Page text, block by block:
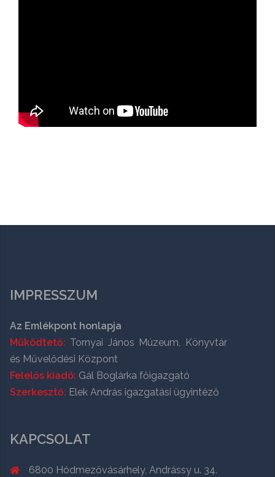
IMPRESSZUM
Az Emlékpont honlapja
Működtető: Tornyai János Múzeum, Könyvtár
és Művelődési Központ
Felelős kiadó: Gál Boglárka főigazgató
Szerkesztő: Elek András igazgatási ügyintéző
KAPCSOLAT
6800 Hódmezővásárhely, Andrássy u. 34.